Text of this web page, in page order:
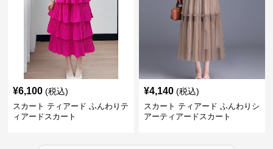
¥6,100 (税込)
スカート ティアード ふんわりテ
ィアードスカート
¥4,140 (税込)
スカート ティアード ふんわりシ
アーティアードスカート